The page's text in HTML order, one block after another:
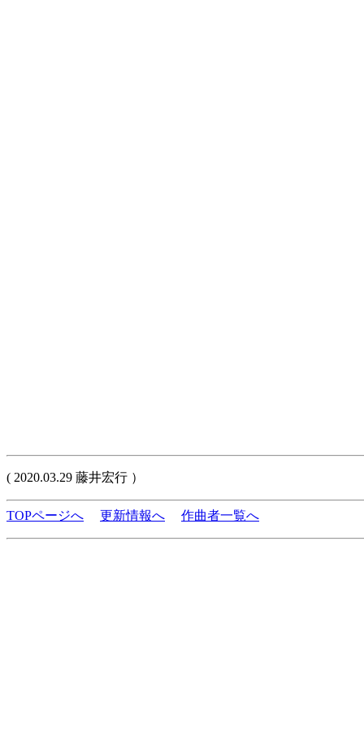
( 2020.03.29 藤井宏行 ）
TOPページへ 更新情報へ 作曲者一覧へ